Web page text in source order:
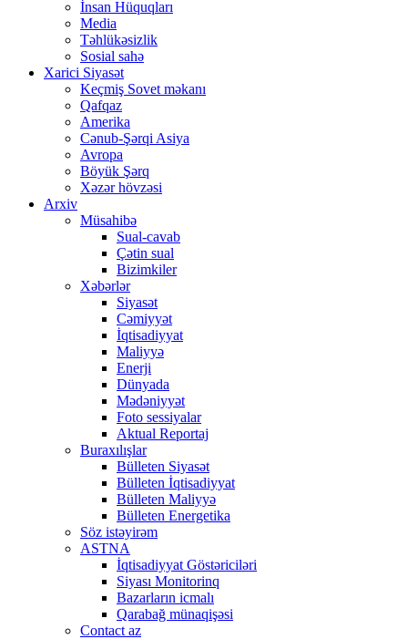
İnsan Hüquqları
Media
Təhlükəsizlik
Sosial sahə
Xarici Siyasət
Keçmiş Sovet məkanı
Qafqaz
Amerika
Cənub-Şərqi Asiya
Avropa
Böyük Şərq
Xəzər hövzəsi
Arxiv
Müsahibə
Sual-cavab
Çətin sual
Bizimkiler
Xəbərlər
Siyasət
Cəmiyyət
İqtisadiyyat
Maliyyə
Enerji
Dünyada
Mədəniyyət
Foto sessiyalar
Aktual Reportaj
Buraxılışlar
Bülleten Siyasət
Bülleten İqtisadiyyat
Bülleten Maliyyə
Bülleten Energetika
Söz istəyirəm
ASTNA
İqtisadiyyat Göstəriciləri
Siyası Monitorinq
Bazarların icmalı
Qarabağ münaqişəsi
Contact az